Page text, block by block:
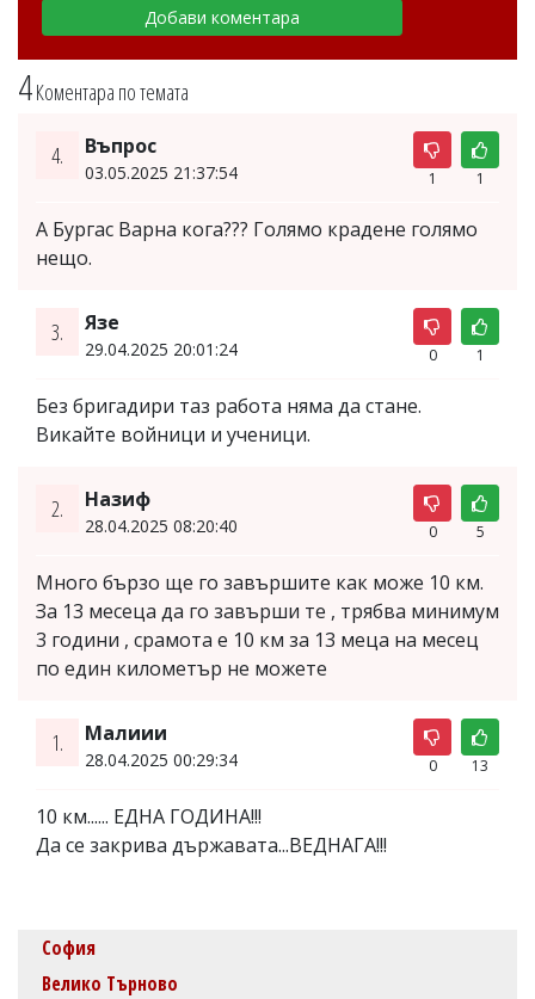
4Коментара по темата
4. Въпрос
03.05.2025 21:37:54 1 1
А Бургас Варна кога??? Голямо крадене голямо
нещо.
3. Язе
29.04.2025 20:01:24 0 1
Без бригадири таз работа няма да стане.
Викайте войници и ученици.
2. Назиф
28.04.2025 08:20:40 0 5
Много бързо ще го завършите как може 10 км.
За 13 месеца да го завърши те , трябва минимум
3 години , срамота е 10 км за 13 меца на месец
по един километър не можете
1. Малиии
28.04.2025 00:29:34 0 13
10 км...... ЕДНА ГОДИНА!!!
Да се закрива държавата...ВЕДНАГА!!!
София
Велико Търново